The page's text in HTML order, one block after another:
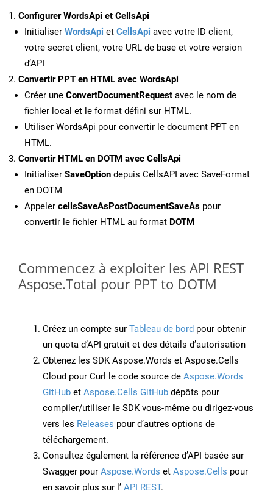
Configurer WordsApi et CellsApi
Initialiser WordsApi et CellsApi avec votre ID client,
votre secret client, votre URL de base et votre version
d’API
Convertir PPT en HTML avec WordsApi
Créer une ConvertDocumentRequest avec le nom de
fichier local et le format défini sur HTML.
Utiliser WordsApi pour convertir le document PPT en
HTML.
Convertir HTML en DOTM avec CellsApi
Initialiser SaveOption depuis CellsAPI avec SaveFormat
en DOTM
Appeler cellsSaveAsPostDocumentSaveAs pour
convertir le fichier HTML au format DOTM
Commencez à exploiter les API REST
Aspose.Total pour PPT to DOTM
Créez un compte sur Tableau de bord pour obtenir
un quota d’API gratuit et des détails d’autorisation
Obtenez les SDK Aspose.Words et Aspose.Cells
Cloud pour Curl le code source de Aspose.Words
GitHub et Aspose.Cells GitHub dépôts pour
compiler/utiliser le SDK vous-même ou dirigez-vous
vers les Releases pour d’autres options de
téléchargement.
Consultez également la référence d’API basée sur
Swagger pour Aspose.Words et Aspose.Cells pour
en savoir plus sur l’ API REST.